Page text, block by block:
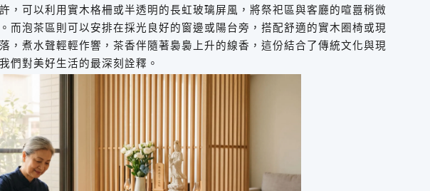
，可以利用實木格柵或半透明的長虹玻璃屏風，將祭祀區與客廳的喧囂稍微
而泡茶區則可以安排在採光良好的窗邊或陽台旁，搭配舒適的實木圈椅或現
，煮水聲輕輕作響，茶香伴隨著裊裊上升的線香，這份結合了傳統文化與現
們對美好生活的最深刻詮釋。